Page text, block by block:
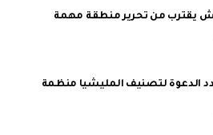
يقترب من تحرير منطقة مهمة
الدعوة لتصنيف المليشيا منظمة